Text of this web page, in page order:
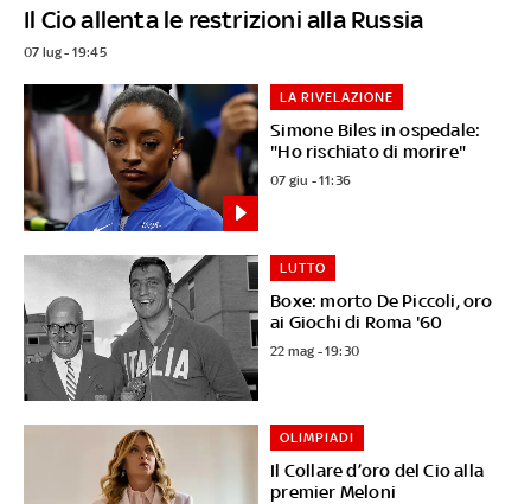
Il Cio allenta le restrizioni alla Russia
07 lug - 19:45
Simone Biles in ospedale:
"Ho rischiato di morire"
LA RIVELAZIONE
07 giu - 11:36
Boxe: morto De Piccoli, oro
ai Giochi di Roma '60
LUTTO
22 mag - 19:30
Il Collare d’oro del Cio alla
premier Meloni
OLIMPIADI